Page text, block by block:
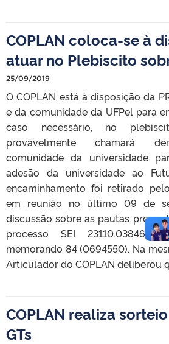
COPLAN coloca-se à
atuar no Plebiscito
25/09/2019
O COPLAN está à disposição da
e da comunidade da UFPel para
caso necessário, no
provavelmente chamará
comunidade da universidade
adesão da universidade ao
encaminhamento foi retirado
em reunião no último 09 de
discussão sobre as pautas
processo SEI 23110.038460/
memorando 84 (0694550). Na
Articulador do COPLAN deliberou
COPLAN realiza
GTs